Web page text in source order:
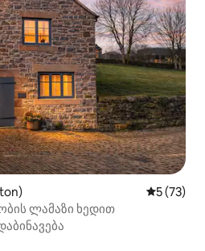
საშუალო
5 (73)
ლამაზი ხედით